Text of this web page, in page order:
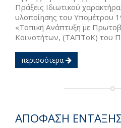
Πράξεις Ιδιωτικού
υλοποίησης του Υπομέτρου
«Τοπική Ανάπτυξη με
Κοινοτήτων, (ΤΑΠΤοΚ) του
περισσότερα
ΑΠΟΦΑΣΗ